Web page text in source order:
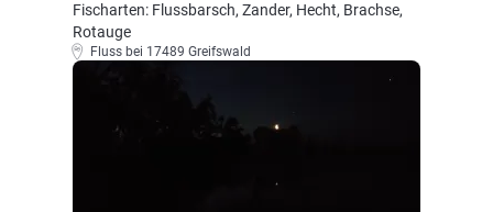
Fischarten: Flussbarsch, Zander, Hecht, Brachse,
Rotauge
Fluss bei 17489 Greifswald